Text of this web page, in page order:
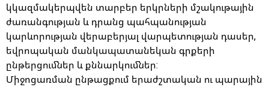
կկազմակերպվեն տարբեր երկրների մշակութային
ժառանգության և դրանց պահպանության
կարևորության վերաբերյալ վարպետության դասեր,
եվրոպական մանկապատանեկան գրքերի
ընթերցումներ և քննարկումներ:
Միջոցառման ընթացքում երաժշտական ու պարային